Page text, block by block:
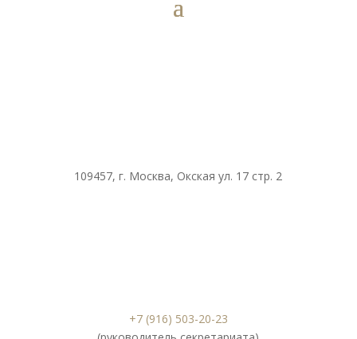
109457, г. Москва, Окская ул. 17 стр. 2
+7 (916) 503-20-23